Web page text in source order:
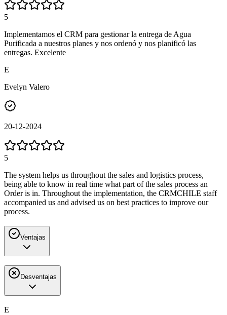
5
Implementamos el CRM para gestionar la entrega de Agua
Purificada a nuestros planes y nos ordenó y nos planificó las
entregas. Excelente
E
Evelyn Valero
20-12-2024
5
The system helps us throughout the sales and logistics process,
being able to know in real time what part of the sales process an
Order is in. Throughout the implementation, the CRMCHILE staff
accompanied us and advised us on best practices to improve our
process.
Ventajas
Desventajas
E